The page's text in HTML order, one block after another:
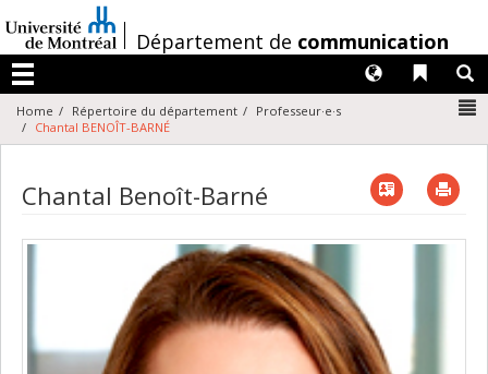
au
contenu
/Département de communication
Menu
Liens
Langues
Home Répertoire du département
Professeur·e·s
Chantal BENOÎT-BARNÉ
Chantal Benoît-Barné Vcard